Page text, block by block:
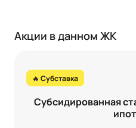
Акции в данном ЖК
🔥 Субставка
Субсидированная